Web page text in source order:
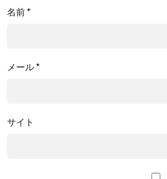
名前*
メール*
サイト